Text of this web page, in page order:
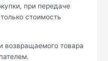
при передаче
стоимость
возвращаемого товара